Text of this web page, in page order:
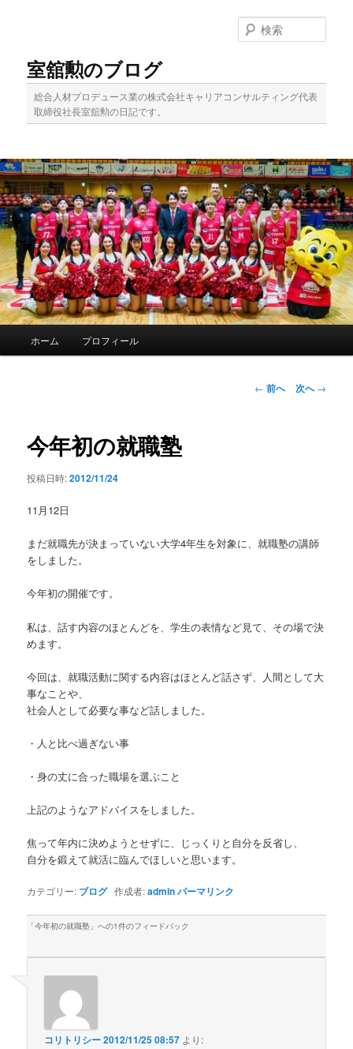
移
動
室舘勲のブログ
総合人材プロデュース業の株式会社キャリアコンサルティング代表
取締役社長室舘勲の日記です。
索
ホーム プロフィール
投← 前へ 次へ→
今年初の就職塾
投稿日時:2012/11/24
11月12日
まだ就職先が決まっていない大学4年生を対象に、就職塾の講師
をしました。
今年初の開催です。
私は、話す内容のほとんどを、学生の表情など見て、その場で決
めます。
今回は、就職活動に関する内容はほとんど話さず、人間として大
事なことや、
社会人として必要な事など話しました。
・人と比べ過ぎない事
・身の丈に合った職場を選ぶこと
上記のようなアドバイスをしました。
焦って年内に決めようとせずに、じっくりと自分を反省し、
自分を鍛えて就活に臨んでほしいと思います。
カテゴリー: ブログ作成者:adminパーマリンク
「今年初の就職塾 」への1件のフィードバック
コリトリシー2012/11/25 08:57 より: